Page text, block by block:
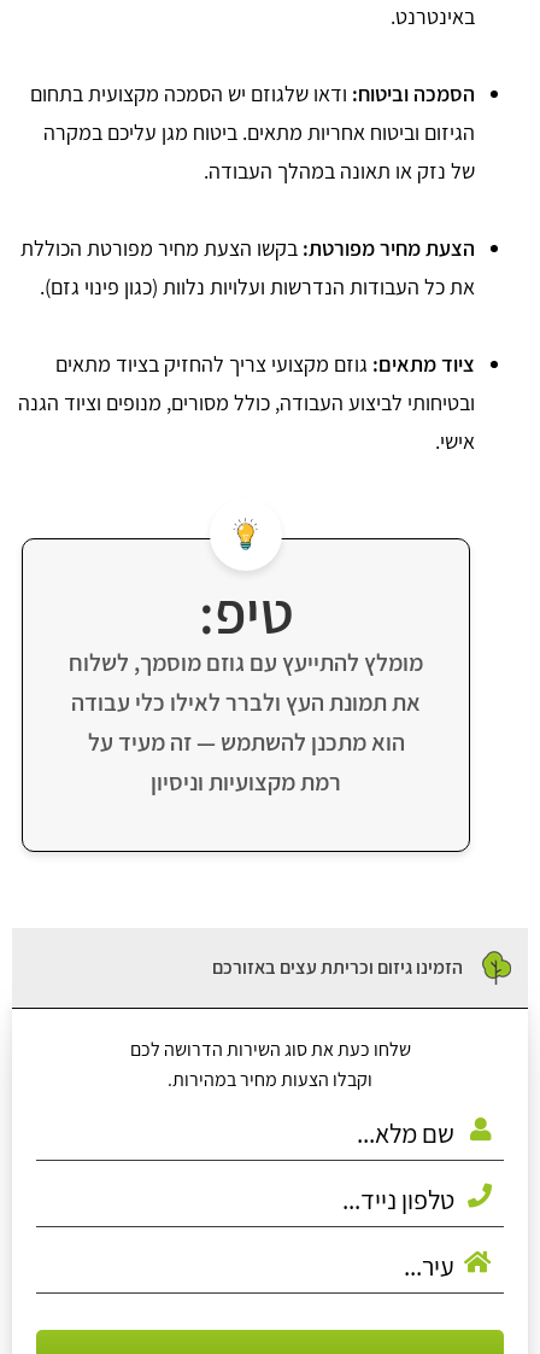
באינטרנט.
הסמכה וביטוח: ודאו שלגוזם יש הסמכה מקצועית בתחום
הגיזום וביטוח אחריות מתאים. ביטוח מגן עליכם במקרה
של נזק או תאונה במהלך העבודה.
הצעת מחיר מפורטת: בקשו הצעת מחיר מפורטת הכוללת
את כל העבודות הנדרשות ועלויות נלוות (כגון פינוי גזם).
ציוד מתאים: גוזם מקצועי צריך להחזיק בציוד מתאים
ובטיחותי לביצוע העבודה, כולל מסורים, מנופים וציוד הגנה
אישי.
טיפ:
מומלץ להתייעץ עם גוזם מוסמך, לשלוח
את תמונת העץ ולברר לאילו כלי עבודה
הוא מתכנן להשתמש — זה מעיד על
רמת מקצועיות וניסיון
הזמינו גיזום וכריתת עצים באזורכם
שלחו כעת את סוג השירות הדרושה לכם
וקבלו הצעות מחיר במהירות.